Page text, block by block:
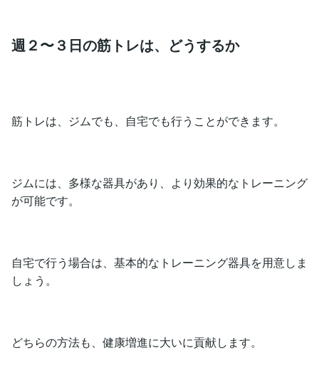
週２〜３日の筋トレは、どうするか
筋トレは、ジムでも、自宅でも行うことができます。
ジムには、多様な器具があり、より効果的なトレーニング
が可能です。
自宅で行う場合は、基本的なトレーニング器具を用意しま
しょう。
どちらの方法も、健康増進に大いに貢献します。